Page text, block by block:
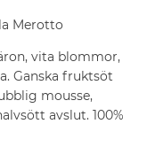
Merotto
vita blommor,
Ganska fruktsöt
mousse,
avslut. 100%